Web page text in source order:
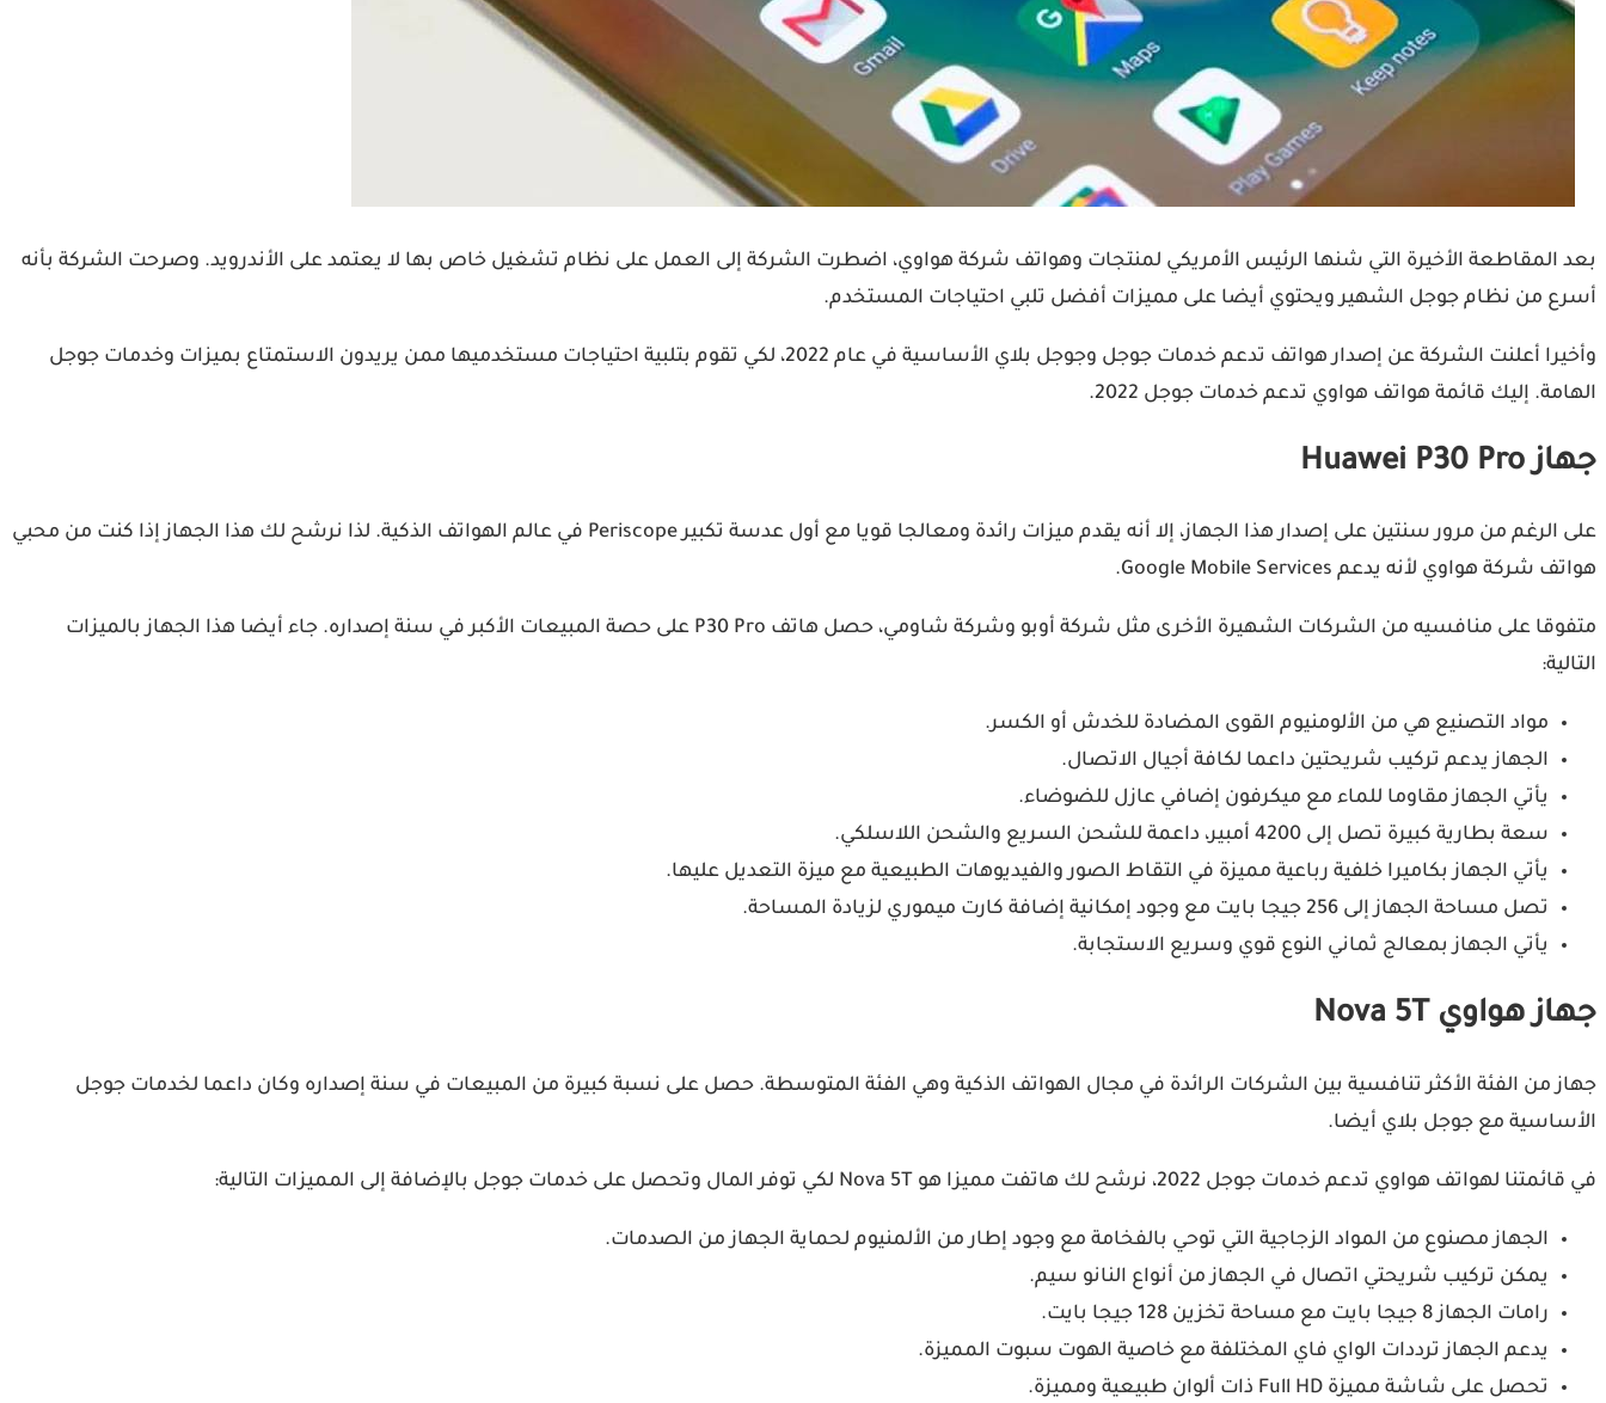
بعد المقاطعة الأخيرة التي شنها الرئيس الأمريكي لمنتجات وهواتف شركة هواوي، اضطرت الشركة إلى العمل على نظام تشغيل خاص بها لا يعتمد على الأندرويد. وصرحت الشركة بأنه
أسرع من نظام جوجل الشهير ويحتوي أيضا على مميزات أفضل تلبي احتياجات المستخدم.
وأخيرا أعلنت الشركة عن إصدار هواتف تدعم خدمات جوجل وجوجل بلاي الأساسية في عام 2022، لكي تقوم بتلبية احتياجات مستخدميها ممن يريدون الاستمتاع بميزات وخدمات جوجل
الهامة. إليك قائمة هواتف هواوي تدعم خدمات جوجل 2022.
جهاز Huawei P30 Pro
على الرغم من مرور سنتين على إصدار هذا الجهاز، إلا أنه يقدم ميزات رائدة ومعالجا قويا مع أول عدسة تكبير Periscope في عالم الهواتف الذكية. لذا نرشح لك هذا الجهاز إذا كنت من محبي
هواتف شركة هواوي لأنه يدعم Google Mobile Services.
متفوقا على منافسيه من الشركات الشهيرة الأخرى مثل شركة أوبو وشركة شاومي، حصل هاتف P30 Pro على حصة المبيعات الأكبر في سنة إصداره. جاء أيضا هذا الجهاز بالميزات
التالية:
مواد التصنيع هي من الألومنيوم القوى المضادة للخدش أو الكسر.
الجهاز يدعم تركيب شريحتين داعما لكافة أجيال الاتصال.
يأتي الجهاز مقاوما للماء مع ميكرفون إضافي عازل للضوضاء.
سعة بطارية كبيرة تصل إلى 4200 أمبير، داعمة للشحن السريع والشحن اللاسلكي.
يأتي الجهاز بكاميرا خلفية رباعية مميزة في التقاط الصور والفيديوهات الطبيعية مع ميزة التعديل عليها.
تصل مساحة الجهاز إلى 256 جيجا بايت مع وجود إمكانية إضافة كارت ميموري لزيادة المساحة.
يأتي الجهاز بمعالج ثماني النوع قوي وسريع الاستجابة.
جهاز هواوي Nova 5T
جهاز من الفئة الأكثر تنافسية بين الشركات الرائدة في مجال الهواتف الذكية وهي الفئة المتوسطة. حصل على نسبة كبيرة من المبيعات في سنة إصداره وكان داعما لخدمات جوجل
الأساسية مع جوجل بلاي أيضا.
في قائمتنا لهواتف هواوي تدعم خدمات جوجل 2022، نرشح لك هاتفت مميزا هو Nova 5T لكي توفر المال وتحصل على خدمات جوجل بالإضافة إلى المميزات التالية:
الجهاز مصنوع من المواد الزجاجية التي توحي بالفخامة مع وجود إطار من الألمنيوم لحماية الجهاز من الصدمات.
يمكن تركيب شريحتي اتصال في الجهاز من أنواع النانو سيم.
رامات الجهاز 8 جيجا بايت مع مساحة تخزين 128 جيجا بايت.
يدعم الجهاز ترددات الواي فاي المختلفة مع خاصية الهوت سبوت المميزة.
تحصل على شاشة مميزة Full HD ذات ألوان طبيعية ومميزة.